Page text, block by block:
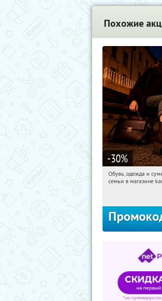
Похожие
-30%
18:34:16
Обувь, одежда и
семьи в магазине